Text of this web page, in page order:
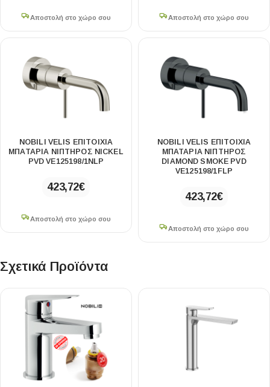
Αποστολή στο χώρο σου Αποστολή στο χώρο σου
NOBILI VELIS ΕΠΙΤΟΊΧΙΑ
ΜΠΑΤΑΡΊΑ ΝΙΠΤΉΡΟΣ NICKEL
PVD VE125198/1NLP
423,72€
Αποστολή στο χώρο σου
NOBILI VELIS ΕΠΙΤΟΊΧΙΑ
ΜΠΑΤΑΡΊΑ ΝΙΠΤΉΡΟΣ
DIAMOND SMOKE PVD
VE125198/1FLP
423,72€
Αποστολή στο χώρο σου
Σχετικά Προϊόντα